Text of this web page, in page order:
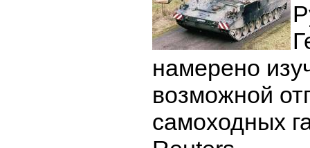
намерено
возможной
самоходных